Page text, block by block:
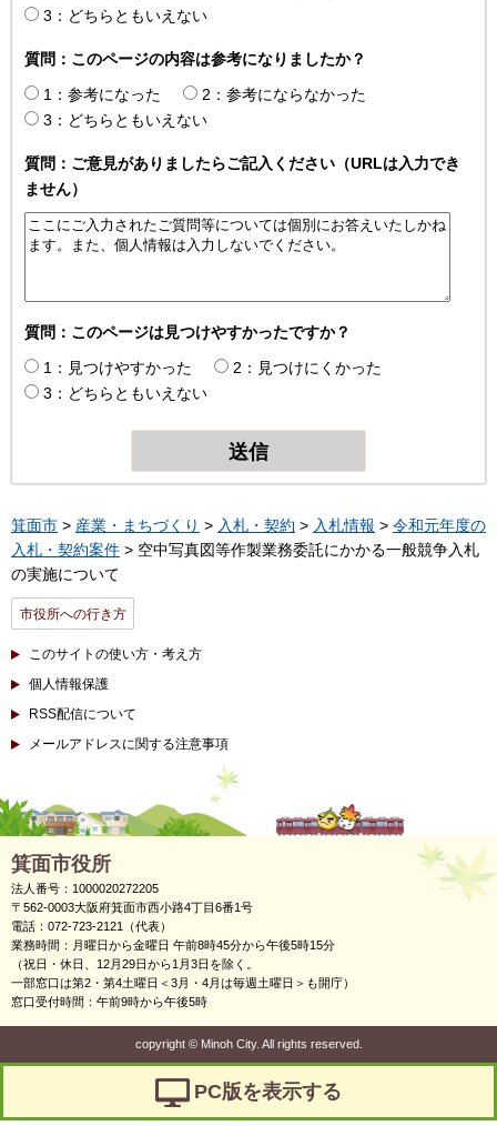
3：どちらともいえない
質問：このページの内容は参考になりましたか？
1：参考になった
2：参考にならなかった
3：どちらともいえない
質問：ご意見がありましたらご記入ください（URLは入力でき
ません）
質問：このページは見つけやすかったですか？
1：見つけやすかった
2：見つけにくかった
3：どちらともいえない
箕面市 > 産業・まちづくり > 入札・契約 > 入札情報 > 令和元年度の
入札・契約案件 > 空中写真図等作製業務委託にかかる一般競争入札
の実施について
市役所への行き方
このサイトの使い方・考え方
個人情報保護
RSS配信について
メールアドレスに関する注意事項
箕面市役所
法人番号：1000020272205
〒562-0003大阪府箕面市西小路4丁目6番1号
電話：072-723-2121（代表）
業務時間：月曜日から金曜日 午前8時45分から午後5時15分
（祝日・休日、12月29日から1月3日を除く。
一部窓口は第2・第4土曜日＜3月・4月は毎週土曜日＞も開庁）
窓口受付時間：午前9時から午後5時
copyright ©Minoh City. All rights reserved.
PC版を表示する